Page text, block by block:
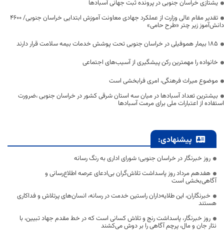
یشتازی خراسان جنوبی در پرونده ثبت جهانی آسبادها
تقدیر مقام عالی وزارت از عملکرد جهادی معاونت آموزش ابتدایی خراسان جنوبی/ ۴۶۰۰
دانش‌آموز زیر چتر «طرح حامی»
۱۸۵ بیمار هموفیلی در خراسان جنوبی تحت پوشش خدمات بیمه سلامت قرار دارند
خانواده را مهمترین رکن پیشگیری از آسیب‌های اجتماعی
موضوع میراث فرهنگی، امری فرابخشی است
بیشترین تعداد آسبادها در میان سه استان شرقی کشور در خراسان جنوبی ،ضرورت
استفاده از اعتبارات ملی برای مرمت آسبادها
پیشنهادی:
روز خبرنگار در خراسان جنوبی؛ شورای اداری به رنگ رسانه
هفدهم مرداد روز پاسداشت تلاش‌گران بی‌ادعای عرصه اطلاع‌رسانی و
آگاهی‌بخشی است
خبرنگاران، این طلایه‌داران راستین خدمت در رسانه، انسان‌های پرتلاش و فداکاری
هستند
روز خبرنگار، پاسداشت رنج و تلاش کسانی است که در خط مقدم جهاد تبیین، با
نثار جان و مال، پرچم آگاهی را بر دوش می‌کشند